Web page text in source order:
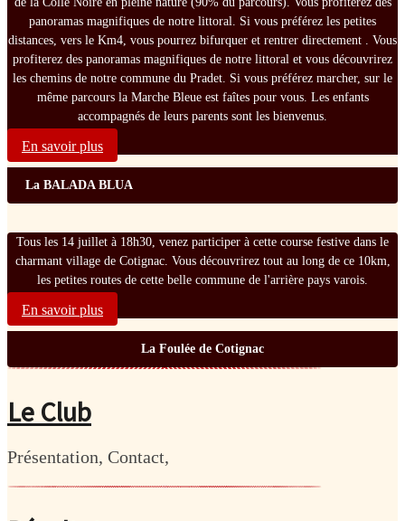
panoramas magnifiques de notre littoral. Si vous préférez les petites
distances, vers le Km4, vous pourrez bifurquer et rentrer directement . Vous
profiterez des panoramas magnifiques de notre littoral et vous découvrirez
les chemins de notre commune du Pradet. Si vous préférez marcher, sur le
même parcours la Marche Bleue est faîtes pour vous. Les enfants
accompagnés de leurs parents sont les bienvenus.
En savoir plus
La BALADA BLUA
Tous les 14 juillet à 18h30, venez participer à cette course festive dans le
charmant village de Cotignac. Vous découvrirez tout au long de ce 10km,
les petites routes de cette belle commune de l'arrière pays varois.
En savoir plus
La Foulée de Cotignac
Le Club
Présentation, Contact,